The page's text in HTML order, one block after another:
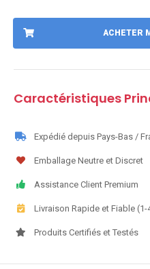
ACHETER
Caractéristiques
Expédié depuis Pays-Bas /
Emballage Neutre et Discret
Assistance Client Premium
Livraison Rapide et Fiable
Produits Certifiés et Testés